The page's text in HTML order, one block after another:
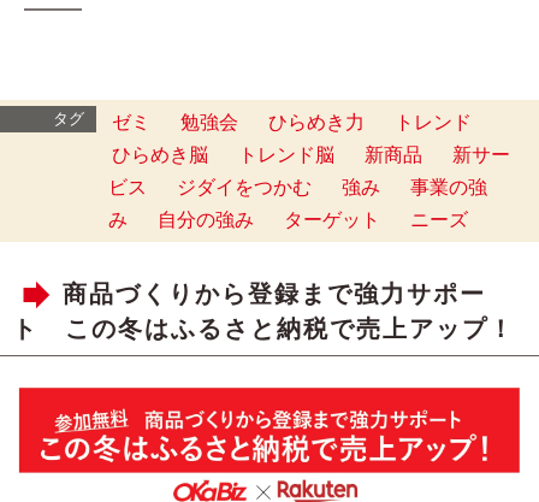
━━━
タグ ゼミ 勉強会 ひらめき力
トレンド
ひらめき脳
トレンド脳 新商品
新サー
ビス
ジダイをつかむ 強み
事業の強
み
自分の強み ターゲット ニーズ
商品づくりから登録まで強力サポー
ト この冬はふるさと納税で売上アップ！